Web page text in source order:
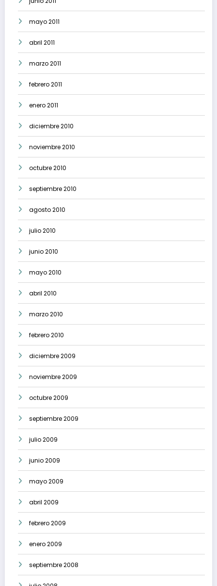
mayo 2011
abril 2011
marzo 2011
febrero 2011
enero 2011
diciembre 2010
noviembre 2010
octubre 2010
septiembre 2010
agosto 2010
julio 2010
junio 2010
mayo 2010
abril 2010
marzo 2010
febrero 2010
diciembre 2009
noviembre 2009
octubre 2009
septiembre 2009
julio 2009
junio 2009
mayo 2009
abril 2009
febrero 2009
enero 2009
septiembre 2008